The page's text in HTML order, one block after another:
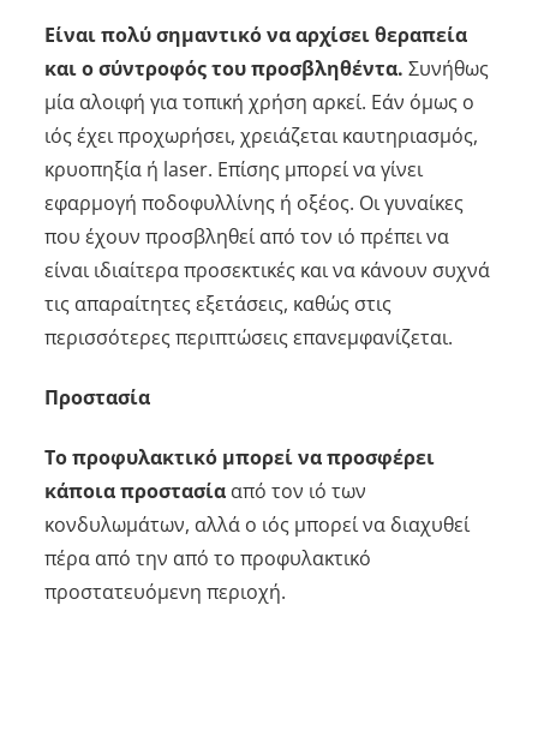
Είναι πολύ σημαντικό να αρχίσει θεραπεία
και ο σύντροφός του προσβληθέντα. Συνήθως
μία αλοιφή για τοπική χρήση αρκεί. Εάν όμως ο
ιός έχει προχωρήσει, χρειάζεται καυτηριασμός,
κρυοπηξία ή laser. Επίσης μπορεί να γίνει
εφαρμογή ποδοφυλλίνης ή οξέος. Οι γυναίκες
που έχουν προσβληθεί από τον ιό πρέπει να
είναι ιδιαίτερα προσεκτικές και να κάνουν συχνά
τις απαραίτητες εξετάσεις, καθώς στις
περισσότερες περιπτώσεις επανεμφανίζεται.
Προστασία
Το προφυλακτικό μπορεί να προσφέρει
κάποια προστασίααπό τον ιό των
κονδυλωμάτων, αλλά ο ιός μπορεί να διαχυθεί
πέρα από την από το προφυλακτικό
προστατευόμενη περιοχή.